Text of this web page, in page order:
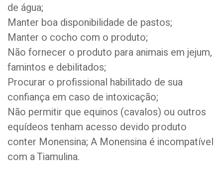
de água;
Manter boa disponibilidade de pastos;
Manter o cocho com o produto;
Não fornecer o produto para animais em jejum,
famintos e debilitados;
Procurar o profissional habilitado de sua
confiança em caso de intoxicação;
Não permitir que equinos (cavalos) ou outros
equídeos tenham acesso devido produto
conter Monensina; A Monensina é incompatível
com a Tiamulina.